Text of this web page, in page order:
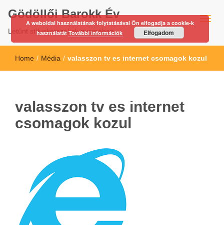
Gödöllői Barokk Év
Letűnt stíluskorszakok nyomában…
Home / Média / valasszon tv es internet csomagok kozul
valasszon tv es internet
csomagok kozul
A weboldal használatának folytatásával Ön elfogadja a cookie-k
használatátTovábbi információk Elfogadom